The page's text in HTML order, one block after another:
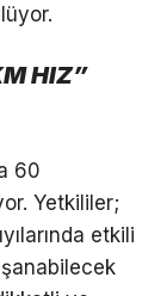
HIZ”
60
Yetkililer;
etkili